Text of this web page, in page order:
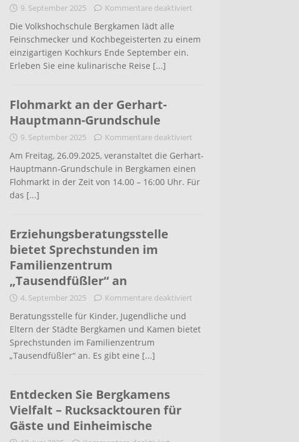
9. September 2025 Kommentare deaktiviert
Die Volkshochschule Bergkamen lädt alle
Feinschmecker und Kochbegeisterten zu einem
einzigartigen Kochkurs Ende September ein.
Erleben Sie eine kulinarische Reise [...]
Flohmarkt an der Gerhart-
Hauptmann-Grundschule
9. September 2025 Kommentare deaktiviert
Am Freitag, 26.09.2025, veranstaltet die Gerhart-
Hauptmann-Grundschule in Bergkamen einen
Flohmarkt in der Zeit von 14.00 – 16:00 Uhr. Für
das [...]
Erziehungsberatungsstelle
bietet Sprechstunden im
Familienzentrum
„Tausendfüßler“ an
4. September 2025 Kommentare deaktiviert
Beratungsstelle für Kinder, Jugendliche und
Eltern der Städte Bergkamen und Kamen bietet
Sprechstunden im Familienzentrum
„Tausendfüßler“ an. Es gibt eine [...]
Entdecken Sie Bergkamens
Vielfalt – Rucksacktouren für
Gäste und Einheimische